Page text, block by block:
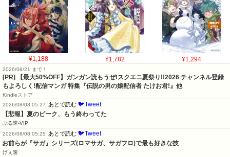
¥1,188 ¥1,782 ¥1,294
2026/08/21 まで！
[PR] 【最大50%OFF】ガンガン読もうぜ!スクエニ夏祭り!!2026 チャンネル登録
もよろしく!配信マンガ 特集『伝説の男の娘配信者 たけお君!』他
Kindleストア
2026/08/08 05:27
あとで読む 🐦Tweet
【悲報】夏のピーク、もう終わってた
ぶる速-VIP
2026/08/08 05:25
あとで読む 🐦Tweet
お前らが『サガ』シリーズ(ロマサガ、サガフロ)で最も好きな技
げぇ速